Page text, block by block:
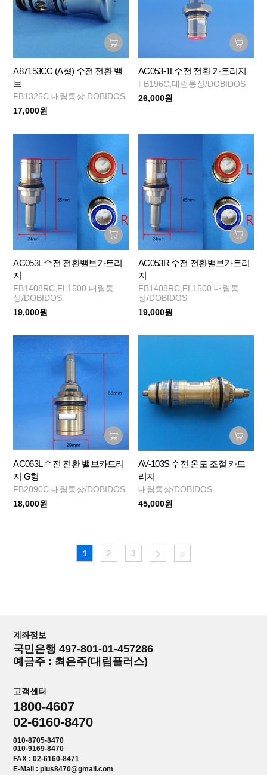
A87153CC (A형) 수전 전환 밸
브
FB1325C 대림통상,DOBIDOS
17,000원
AC053-1L수전 전환 카트리지
FB196C,대림통상/DOBIDOS
26,000원
AC053L 수전 전환밸브카트리
지
FB1408RC,FL1500 대림통
상/DOBIDOS
19,000원
AC053R 수전 전환밸브카트리
지
FB1408RC,FL1500 대림통
상/DOBIDOS
19,000원
AC063L 수전 전환 밸브카트리
지 G형
FB2090C 대림통상/DOBIDOS
18,000원
AV-103S 수전 온도 조절 카트
리지
대림통상/DOBIDOS
45,000원
1 2 3
계좌정보
국민은행 497-801-01-457286
예금주 : 최은주(대림플러스)
고객센터
1800-4607
02-6160-8470
010-8705-8470
010-9169-8470
FAX : 02-6160-8471
E-Mail : plus8470@gmail.com